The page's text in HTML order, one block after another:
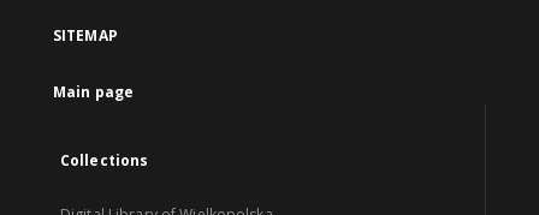
SITEMAP
Main page
Collections